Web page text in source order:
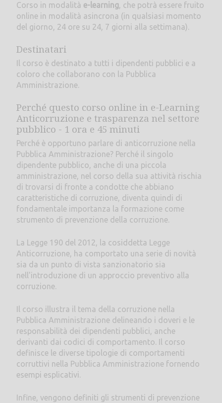
Corso in modalità e-learning, che potrà essere fruito
online in modalità asincrona (in qualsiasi momento
del giorno, 24 ore su 24, 7 giorni alla settimana).
Destinatari
Il corso è destinato a tutti i dipendenti pubblici e a
coloro che collaborano con la Pubblica
Amministrazione.
Perché questo corso online in e-Learning
Anticorruzione e trasparenza nel settore
pubblico - 1 ora e 45 minuti
Perché è opportuno parlare di anticorruzione nella
Pubblica Amministrazione? Perché il singolo
dipendente pubblico, anche di una piccola
amministrazione, nel corso della sua attività rischia
di trovarsi di fronte a condotte che abbiano
caratteristiche di corruzione, diventa quindi di
fondamentale importanza la formazione come
strumento di prevenzione della corruzione.
La Legge 190 del 2012, la cosiddetta Legge
Anticorruzione, ha comportato una serie di novità
sia da un punto di vista sanzionatorio sia
nell'introduzione di un approccio preventivo alla
corruzione.
Il corso illustra il tema della corruzione nella
Pubblica Amministrazione delineando i doveri e le
responsabilità dei dipendenti pubblici, anche
derivanti dai codici di comportamento. Il corso
definisce le diverse tipologie di comportamenti
corruttivi nella Pubblica Amministrazione fornendo
esempi esplicativi.
Infine, vengono definiti gli strumenti di prevenzione